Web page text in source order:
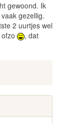
gewoond. Ik
gezellig.
2 uurtjes wel
, dat